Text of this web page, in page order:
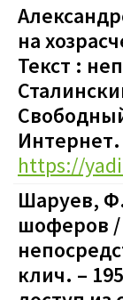
на
Текст :
Интернет.
https://
Шаруев,
шоферов /
клич. –